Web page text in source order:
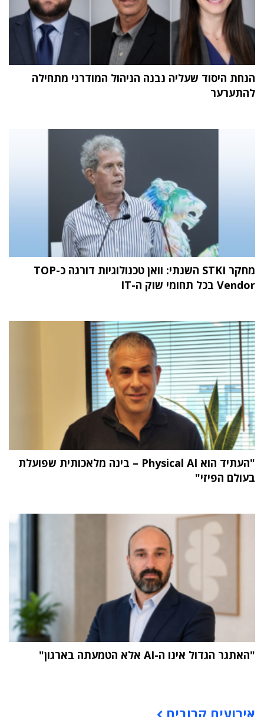
הנחת היסוד שעליה נבנה הניהול המודרני מתחילה
להתערער
מחקר STKI השנתי: וואן טכנולוגיות דורגה כ-TOP
Vendor בכל תחומי שוק ה-IT
"העתיד הוא Physical AI – בינה מלאכותית שפועלת
בעולם הפיזי"
"האתגר הגדול אינו ה-AI אלא הטמעתה בארגון"
אירועים קרובים